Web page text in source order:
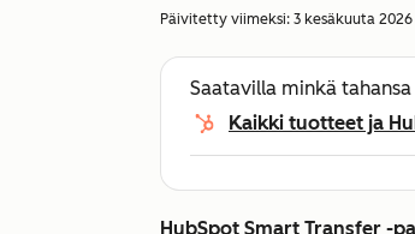
Päivitetty viimeksi: 3 kesäkuuta 2026
Saatavilla minkä
Kaikki tuotteet ja
HubSpot Smart Transfer -